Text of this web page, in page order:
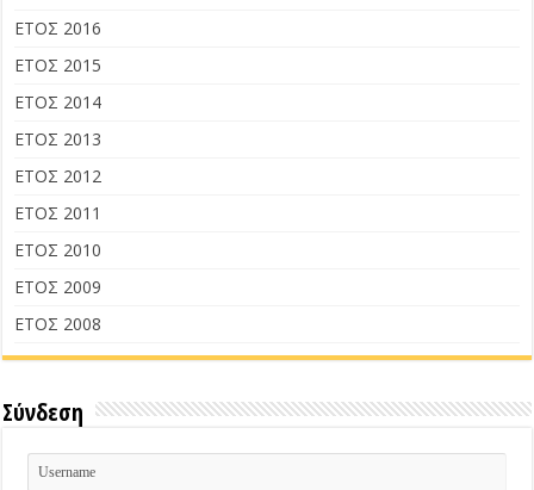
ΕΤΟΣ 2016
ΕΤΟΣ 2015
ΕΤΟΣ 2014
ΕΤΟΣ 2013
ΕΤΟΣ 2012
ΕΤΟΣ 2011
ΕΤΟΣ 2010
ΕΤΟΣ 2009
ΕΤΟΣ 2008
Σύνδεση